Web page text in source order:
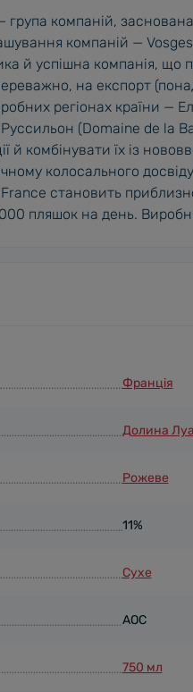
група компаній,
компаній — Vosges
й успішна компанія,
на експорт
регіонах країни —
(Domaine dе la
й комбінувати їх із
колосального
становить
пляшок на день.
Франція
Долина
Рожеве
11%
Сухе
AOC
750 мл